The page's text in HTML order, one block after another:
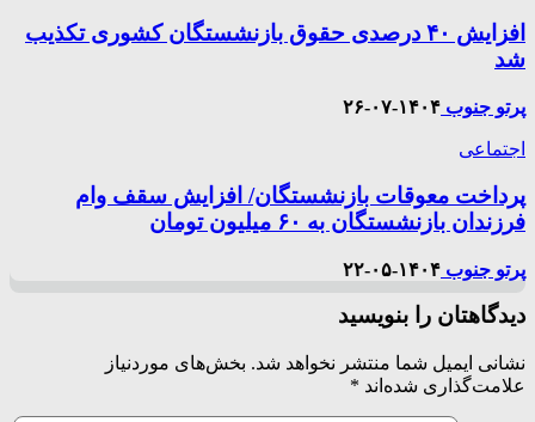
افزایش ۴۰ درصدی حقوق بازنشستگان کشوری تکذیب
شد
پرتو جنوب ۱۴۰۴-۰۷-۲۶
اجتماعی
پرداخت معوقات بازنشستگان/ افزایش سقف وام
فرزندان بازنشستگان به ۶۰ میلیون تومان
پرتو جنوب ۱۴۰۴-۰۵-۲۲
دیدگاهتان را بنویسید
نشانی ایمیل شما منتشر نخواهد شد. بخش‌های موردنیاز
علامت‌گذاری شده‌اند *